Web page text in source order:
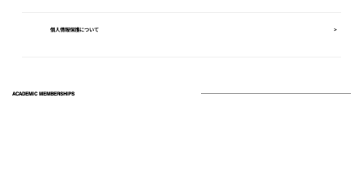
個人情報保護について >
ACADEMIC MEMBERSHIPS